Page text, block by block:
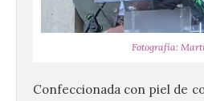
Fotografía:
Confeccionada con piel de